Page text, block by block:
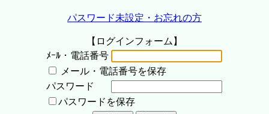
パスワード未設定・お忘れの方
【ログインフォーム】
ﾒｰﾙ・電話番号
メール・電話番号を保存
パスワード
パスワードを保存